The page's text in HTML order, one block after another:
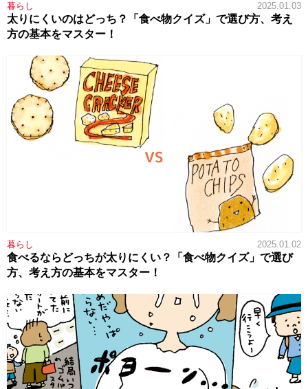
暮らし 2025.01.03
太りにくいのはどっち？「食べ物クイズ」で選び方、考え
方の基本をマスター！
暮らし 2025.01.02
食べるならどっちが太りにくい？「食べ物クイズ」で選び
方、考え方の基本をマスター！